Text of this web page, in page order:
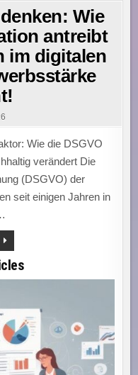
Wie
antreibt
im digitalen
Wie die DSGVO
verändert Die
(DSGVO) der
seit einigen Jahren in
DATENSCHUTZ
WIE
IM